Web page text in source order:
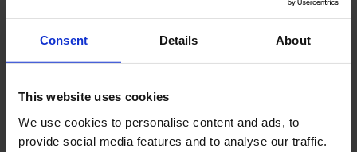
Consent Details About
This website uses cookies
We use cookies to personalise content and ads, to
provide social media features and to analyse our traffic.
Benutzt für